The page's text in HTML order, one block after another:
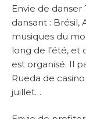
Envie de
dansant : Brésil,
musiques du
long de l’été,
est organisé. Il
Rueda de
juillet…